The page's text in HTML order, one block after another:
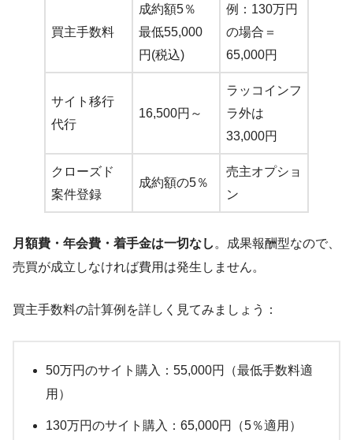
買主手数料
成約額5％
最低55,000
円(税込)
例：130万円
の場合＝
65,000円
サイト移行
代行
16,500円～
ラッコインフ
ラ外は
33,000円
クローズド
案件登録
成約額の5％
売主オプショ
ン
月額費・年会費・着手金は一切なし 。成果報酬型なので、
売買が成立しなければ費用は発生しません。
買主手数料の計算例を詳しく見てみましょう：
50万円のサイト購入：55,000円（最低手数料適
用）
130万円のサイト購入：65,000円（5％適用）